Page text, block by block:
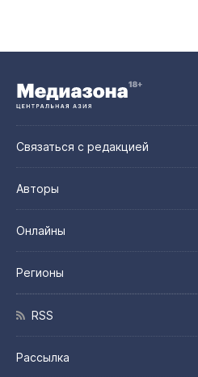
Связаться с редакцией
Авторы
Онлайны
Регионы
RSS
Рассылка